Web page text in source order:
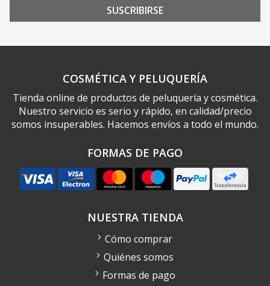
SUSCRIBIRSE
COSMÉTICA Y PELUQUERÍA
Tienda online de productos de peluquería y cosmética.
Nuestro servicio es serio y rápido, en calidad/precio
somos insuperables. Hacemos envíos a todo el mundo.
FORMAS DE PAGO
NUESTRA TIENDA
Cómo comprar
Quiénes somos
Formas de pago